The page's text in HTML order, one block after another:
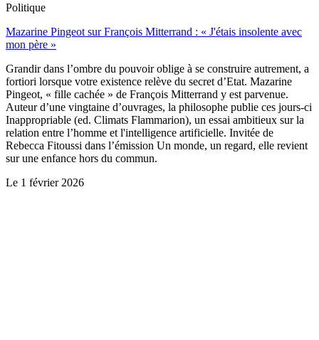
Politique
Mazarine Pingeot sur François Mitterrand : « J'étais insolente avec
mon père »
Grandir dans l’ombre du pouvoir oblige à se construire autrement, a
fortiori lorsque votre existence relève du secret d’Etat. Mazarine
Pingeot, « fille cachée » de François Mitterrand y est parvenue.
Auteur d’une vingtaine d’ouvrages, la philosophe publie ces jours-ci
Inappropriable (ed. Climats Flammarion), un essai ambitieux sur la
relation entre l’homme et l'intelligence artificielle. Invitée de
Rebecca Fitoussi dans l’émission Un monde, un regard, elle revient
sur une enfance hors du commun.
Le 1 février 2026